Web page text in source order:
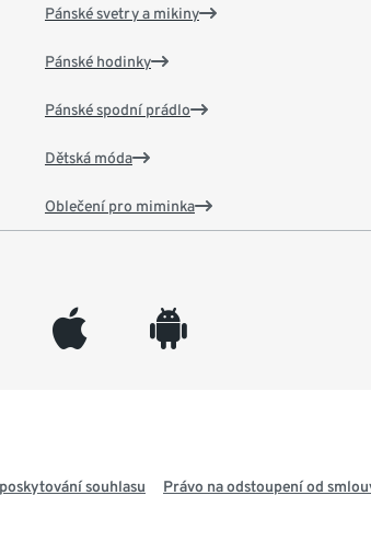
Pánské svetry a mikiny
Pánské hodinky
Pánské spodní prádlo
Dětská móda
Oblečení pro miminka
appleinc android
souhlasu Právo na odstoupení od